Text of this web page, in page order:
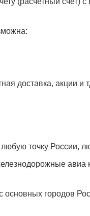
доставка, акции и
точку
авиа
основных городов